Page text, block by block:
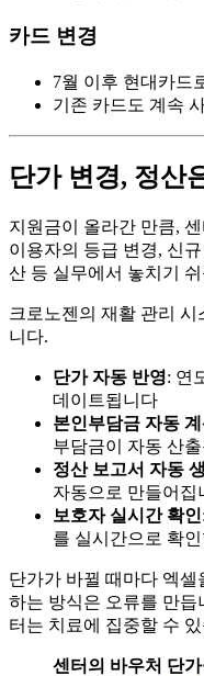
카드 변경
7월 이후 현대카드
기존 카드도 계속
단가 변경, 정산
지원금이 올라간 만큼,
이용자의 등급 변경, 신
산 등 실무에서 놓치기
크로노젠의 재활 관리
니다.
단가 자동 반영: 연
데이트됩니다
본인부담금 자동
부담금이 자동 산
정산 보고서 자동
자동으로 만들어집
보호자 실시간 확인
를 실시간으로 확
단가가 바뀔 때마다 엑셀
하는 방식은 오류를 만듭
터는 치료에 집중할 수
센터의 바우처 단